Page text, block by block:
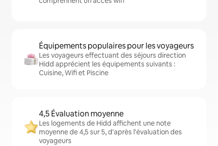
Équipements populaires pour les voyageurs
Les voyageurs effectuant des séjours direction
Hidd apprécient les équipements suivants :
Cuisine, Wifi et Piscine
4,5 Évaluation moyenne
Les logements de Hidd affichent une note
moyenne de 4,5 sur 5, d'après l'évaluation des
voyageurs